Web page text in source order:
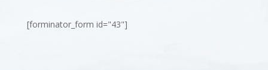
[forminator_form id="43"]